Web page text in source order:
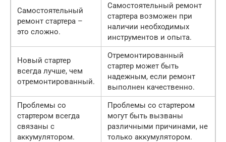
Самостоятельный
ремонт стартера –
это сложно.
Самостоятельный ремонт
стартера возможен при
наличии необходимых
инструментов и опыта.
Новый стартер
всегда лучше, чем
отремонтированный.
Отремонтированный
стартер может быть
надежным, если ремонт
выполнен качественно.
Проблемы со
стартером всегда
связаны с
аккумулятором.
Проблемы со стартером
могут быть вызваны
различными причинами, не
только аккумулятором.